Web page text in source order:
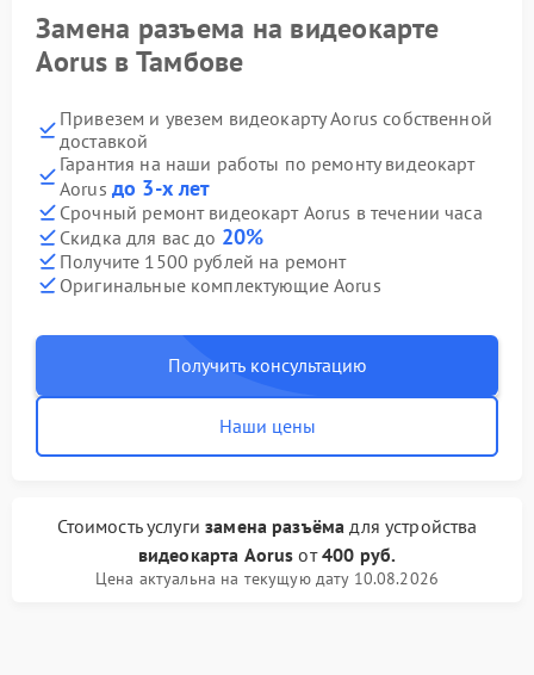
Замена разъема на видеокарте
Aorus в Тамбове
Привезем и увезем видеокарту Aorus собственной
доставкой
Гарантия на наши работы по ремонту видеокарт
Aorus до 3-х лет
Срочный ремонт видеокарт Aorus в течении часа
Скидка для вас до 20%
Получите 1500 рублей на ремонт
Оригинальные комплектующие Aorus
Получить консультацию
Наши цены
Стоимость услугизамена разъёма для устройства
видеокарта Aorus от400 руб.
Цена актуальна на текущую дату 10.08.2026